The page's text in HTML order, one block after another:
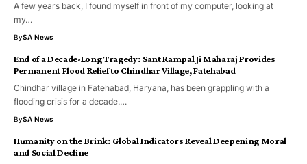
A few years back, I found myself in front of my computer, looking at
my…
BySA News
End of a Decade-Long Tragedy: Sant Rampal Ji Maharaj Provides
Permanent Flood Relief to Chindhar Village, Fatehabad
Chindhar village in Fatehabad, Haryana, has been grappling with a
flooding crisis for a decade.…
BySA News
Humanity on the Brink: Global Indicators Reveal Deepening Moral
and Social Decline